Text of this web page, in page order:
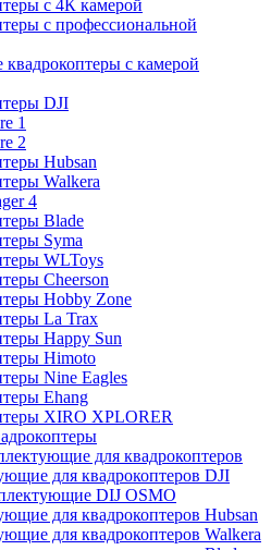
с 4К камерой
с профессиональной
квадрокоптеры с камерой
DJI
1
2
Hubsan
Walkera
4
Blade
Syma
WLToys
Cheerson
Hobby Zone
La Trax
Happy Sun
Himoto
Nine Eagles
Ehang
XIRO XPLORER
для квадрокоптеров
для квадрокоптеров DJI
DIJ OSMO
для квадрокоптеров Hubsan
для квадрокоптеров Walkera